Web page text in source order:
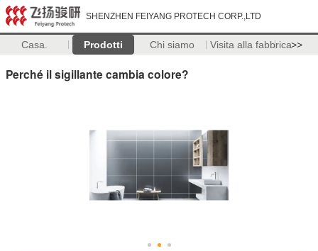
SHENZHEN FEIYANG PROTECH CORP.,LTD
Casa. Prodotti Chi siamo Visita alla fabbrica>>
Perché il sigillante cambia colore?